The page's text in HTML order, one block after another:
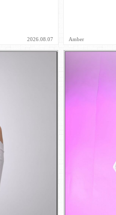
2026.08.07 Amber